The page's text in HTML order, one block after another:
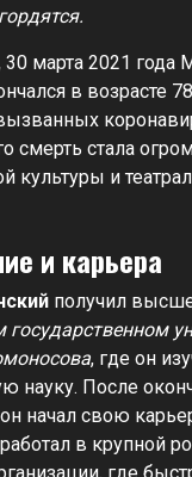
марта 2021 года
в возрасте
смерть стала
культуры и
и карьера
получил
, где он
науку. После
начал свою
в крупной